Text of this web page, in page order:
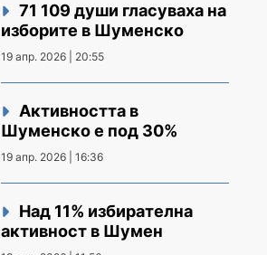
71 109 души гласуваха на
изборите в Шуменско
19 апр. 2026 | 20:55
Активността в
Шуменско е под 30%
19 апр. 2026 | 16:36
Над 11% избирателна
активност в Шумен